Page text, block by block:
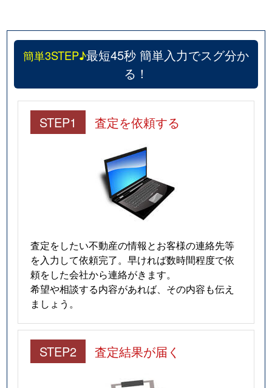
簡単3STEP♪最短45秒 簡単入力でスグ分か
る！
STEP1 査定を依頼する
査定をしたい不動産の情報とお客様の連絡先等
を入力して依頼完了。早ければ数時間程度で依
頼をした会社から連絡がきます。
希望や相談する内容があれば、その内容も伝え
ましょう。
STEP2 査定結果が届く